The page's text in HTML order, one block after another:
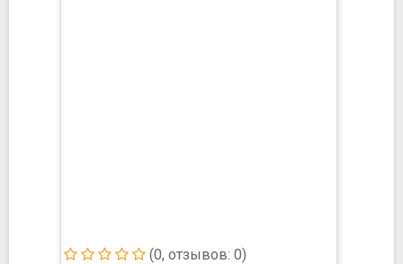
(0, отзывов: 0)